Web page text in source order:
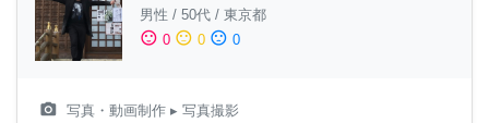
男性 / 50代 / 東京都
sentiment_satisfied 0 sentiment_neutral 0 sentiment_dissatisfied 0
camera_alt 写真・動画制作 ▸ 写真撮影